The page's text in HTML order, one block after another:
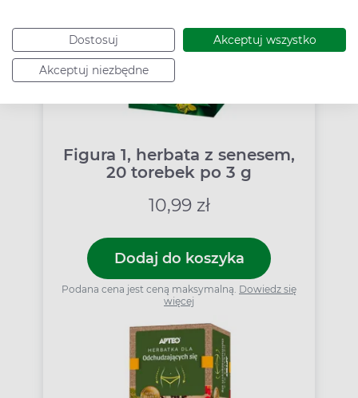
Dostosuj Akceptuj wszystko
Akceptuj niezbędne
Figura 1, herbata z senesem,
20 torebek po 3 g
10,99 zł
Dodaj do koszyka
Podana cena jest ceną maksymalną. Dowiedz się
więcej